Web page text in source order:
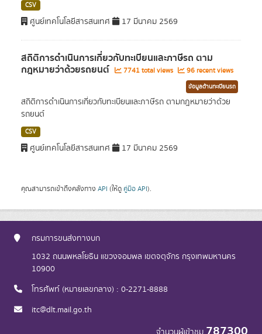
CSV
ศูนย์เทคโนโลยีสารสนเทศ 17 มีนาคม 2569
สถิติการดำเนินการเกี่ยวกับทะเบียนและภาษีรถ ตาม
กฎหมายว่าด้วยรถยนต์ 7741 total views 96 recent views
ข้อมูลด้านทะเบียนรถ
สถิติการดำเนินการเกี่ยวกับทะเบียนและภาษีรถ ตามกฎหมายว่าด้วย
รถยนต์
CSV
ศูนย์เทคโนโลยีสารสนเทศ 17 มีนาคม 2569
คุณสามารถเข้าถึงคลังทาง API (ให้ดู คู่มือ API).
กรมการขนส่งทางบก
1032 ถนนพหลโยธิน แขวงจอมพล เขตจตุจักร กรุงเทพมหานคร
10900
โทรศัพท์ (หมายเลขกลาง) : 0-2271-8888
itc@dlt.mail.go.th